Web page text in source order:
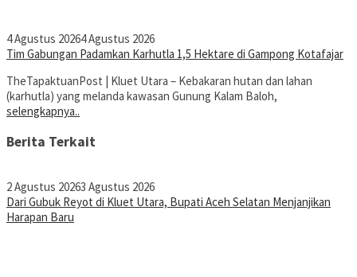
4 Agustus 20264 Agustus 2026
Tim Gabungan Padamkan Karhutla 1,5 Hektare di Gampong Kotafajar
TheTapaktuanPost | Kluet Utara – Kebakaran hutan dan lahan
(karhutla) yang melanda kawasan Gunung Kalam Baloh,
selengkapnya..
Berita Terkait
2 Agustus 20263 Agustus 2026
Dari Gubuk Reyot di Kluet Utara, Bupati Aceh Selatan Menjanjikan
Harapan Baru